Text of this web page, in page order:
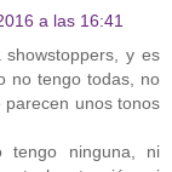
a las 16:41
y es
no tengo todas, no
unos tonos
tengo ninguna, ni